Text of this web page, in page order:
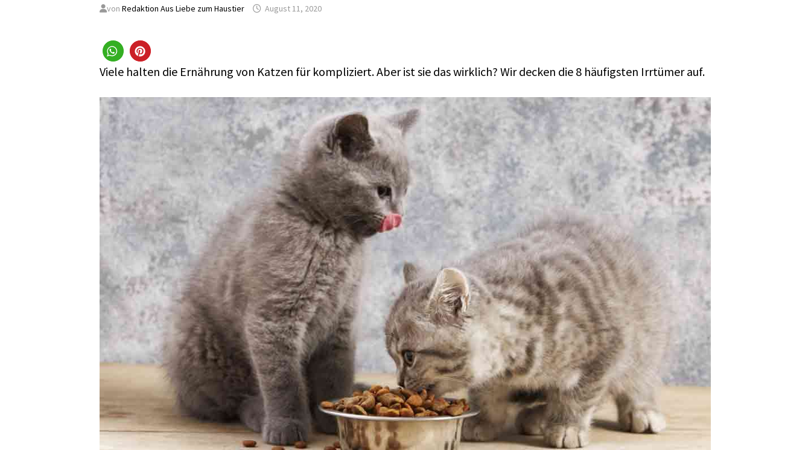
vonRedaktion Aus Liebe zum Haustier August 11, 2020
Viele halten die Ernährung von Katzen für kompliziert. Aber ist sie das wirklich? Wir decken die 8 häufigsten Irrtümer auf.